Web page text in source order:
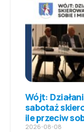
Wójt:
sabotaż
ile przeciw
2026-08-08